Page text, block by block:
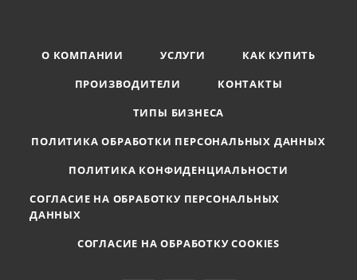
О КОМПАНИИ УСЛУГИ
КАК КУПИТЬ
ПРОИЗВОДИТЕЛИ
КОНТАКТЫ
ТИПЫ БИЗНЕСА
ПОЛИТИКА ОБРАБОТКИ ПЕРСОНАЛЬНЫХ ДАННЫХ
ПОЛИТИКА КОНФИДЕНЦИАЛЬНОСТИ
СОГЛАСИЕ НА ОБРАБОТКУ ПЕРСОНАЛЬНЫХ
ДАННЫХ
СОГЛАСИЕ НА ОБРАБОТКУ COOKIES